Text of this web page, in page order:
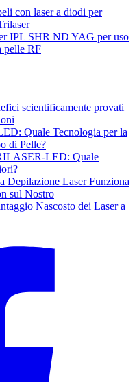
con laser a diodi per
IPL SHR ND YAG per uso
pelle RF
scientificamente provati
Quale Tecnologia per la
di Pelle?
LED: Quale
Depilazione Laser Funziona
sul Nostro
Nascosto dei Laser a